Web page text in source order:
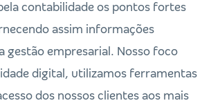
contabilidade os pontos fortes
assim informações
gestão empresarial. Nosso foco
digital, utilizamos ferramentas
dos nossos clientes aos mais